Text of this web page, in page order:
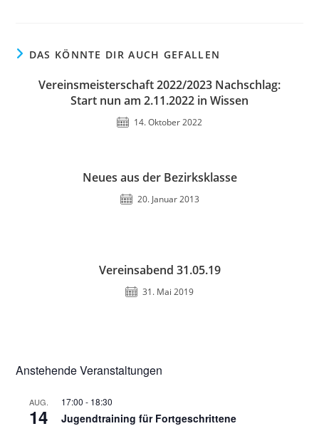
DAS KÖNNTE DIR AUCH GEFALLEN
Vereinsmeisterschaft 2022/2023 Nachschlag:
Start nun am 2.11.2022 in Wissen
14. Oktober 2022
Neues aus der Bezirksklasse
20. Januar 2013
Vereinsabend 31.05.19
31. Mai 2019
Anstehende Veranstaltungen
AUG.
14
17:00 - 18:30
Jugendtraining für Fortgeschrittene